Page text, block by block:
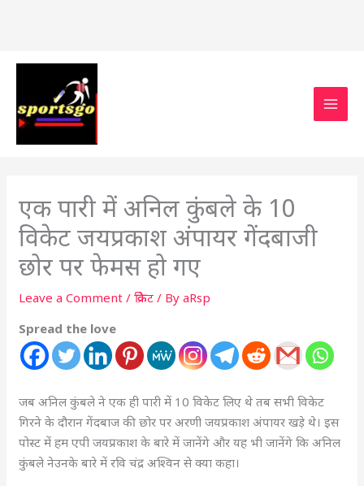
एक पारी में अनिल कुंबले के 10
विकेट जयप्रकाश अंपायर गेंदबाजी
छोर पर फेमस हो गए
Leave a Comment /क्रिकेट / ByaRsp
Spread the love
जब अनिल कुंबले ने एक ही पारी में 10 विकेट लिए थे तब सभी विकेट
गिरने के दौरान गेंदबाज की छोर पर अरणी जयप्रकाश अंपायर खड़े थे। इस
पोस्ट में हम एपी जयप्रकाश के बारे में जानेंगे और यह भी जानेंगे कि अनिल
कुंबले नेउनके बारे में रवि चंद्र अश्विन से क्या कहा।